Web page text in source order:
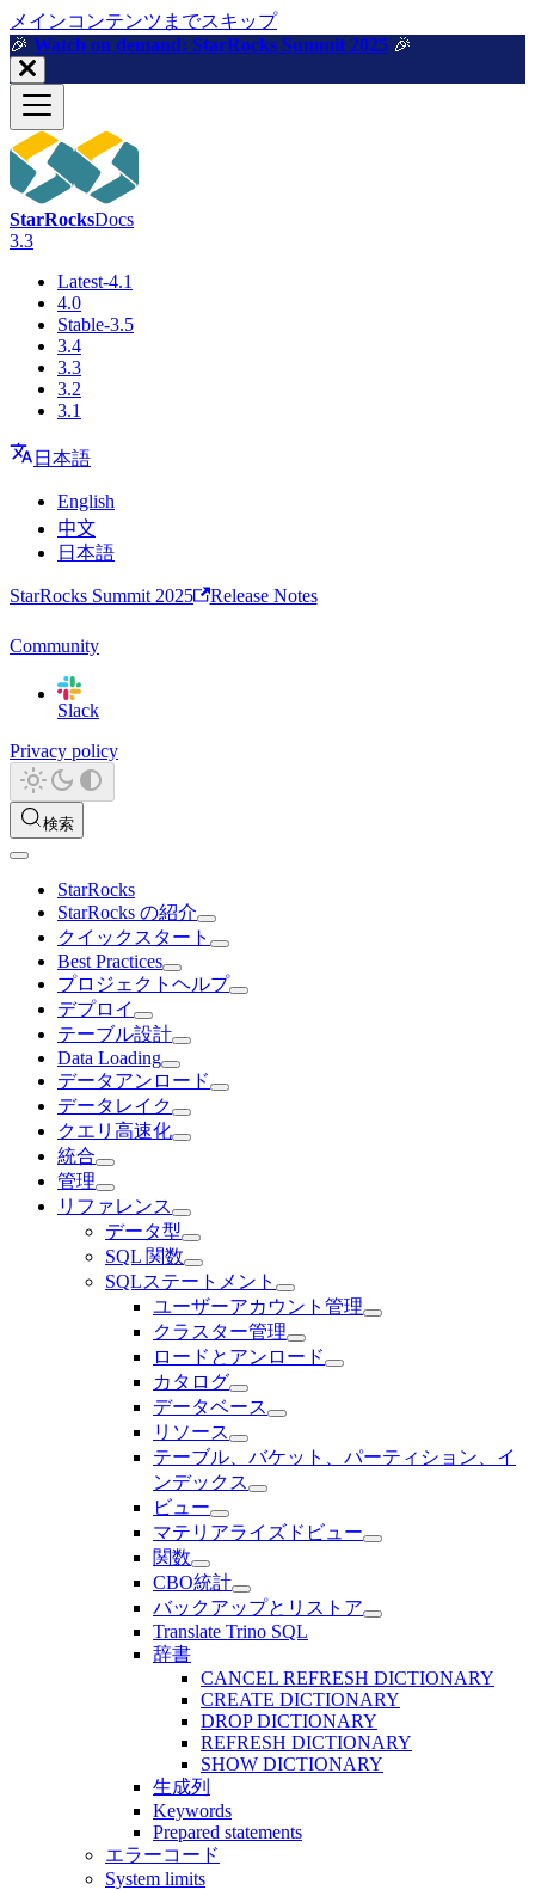
メインコンテンツまでスキップ
🎉️ Watch on demand: StarRocks Summit 2025 🎉️
StarRocksDocs
3.3
Latest-4.1
4.0
Stable-3.5
3.4
3.3
3.2
3.1
日本語
English
中文
日本語
StarRocks Summit 2025 Release Notes
Community
Slack
Privacy policy
検索
StarRocks
StarRocks の紹介
クイックスタート
Best Practices
プロジェクトヘルプ
デプロイ
テーブル設計
Data Loading
データアンロード
データレイク
クエリ高速化
統合
管理
リファレンス
データ型
SQL 関数
SQLステートメント
ユーザーアカウント管理
クラスター管理
ロードとアンロード
カタログ
データベース
リソース
テーブル、バケット、パーティション、イ
ンデックス
ビュー
マテリアライズドビュー
関数
CBO統計
バックアップとリストア
Translate Trino SQL
辞書
CANCEL REFRESH DICTIONARY
CREATE DICTIONARY
DROP DICTIONARY
REFRESH DICTIONARY
SHOW DICTIONARY
生成列
Keywords
Prepared statements
エラーコード
System limits